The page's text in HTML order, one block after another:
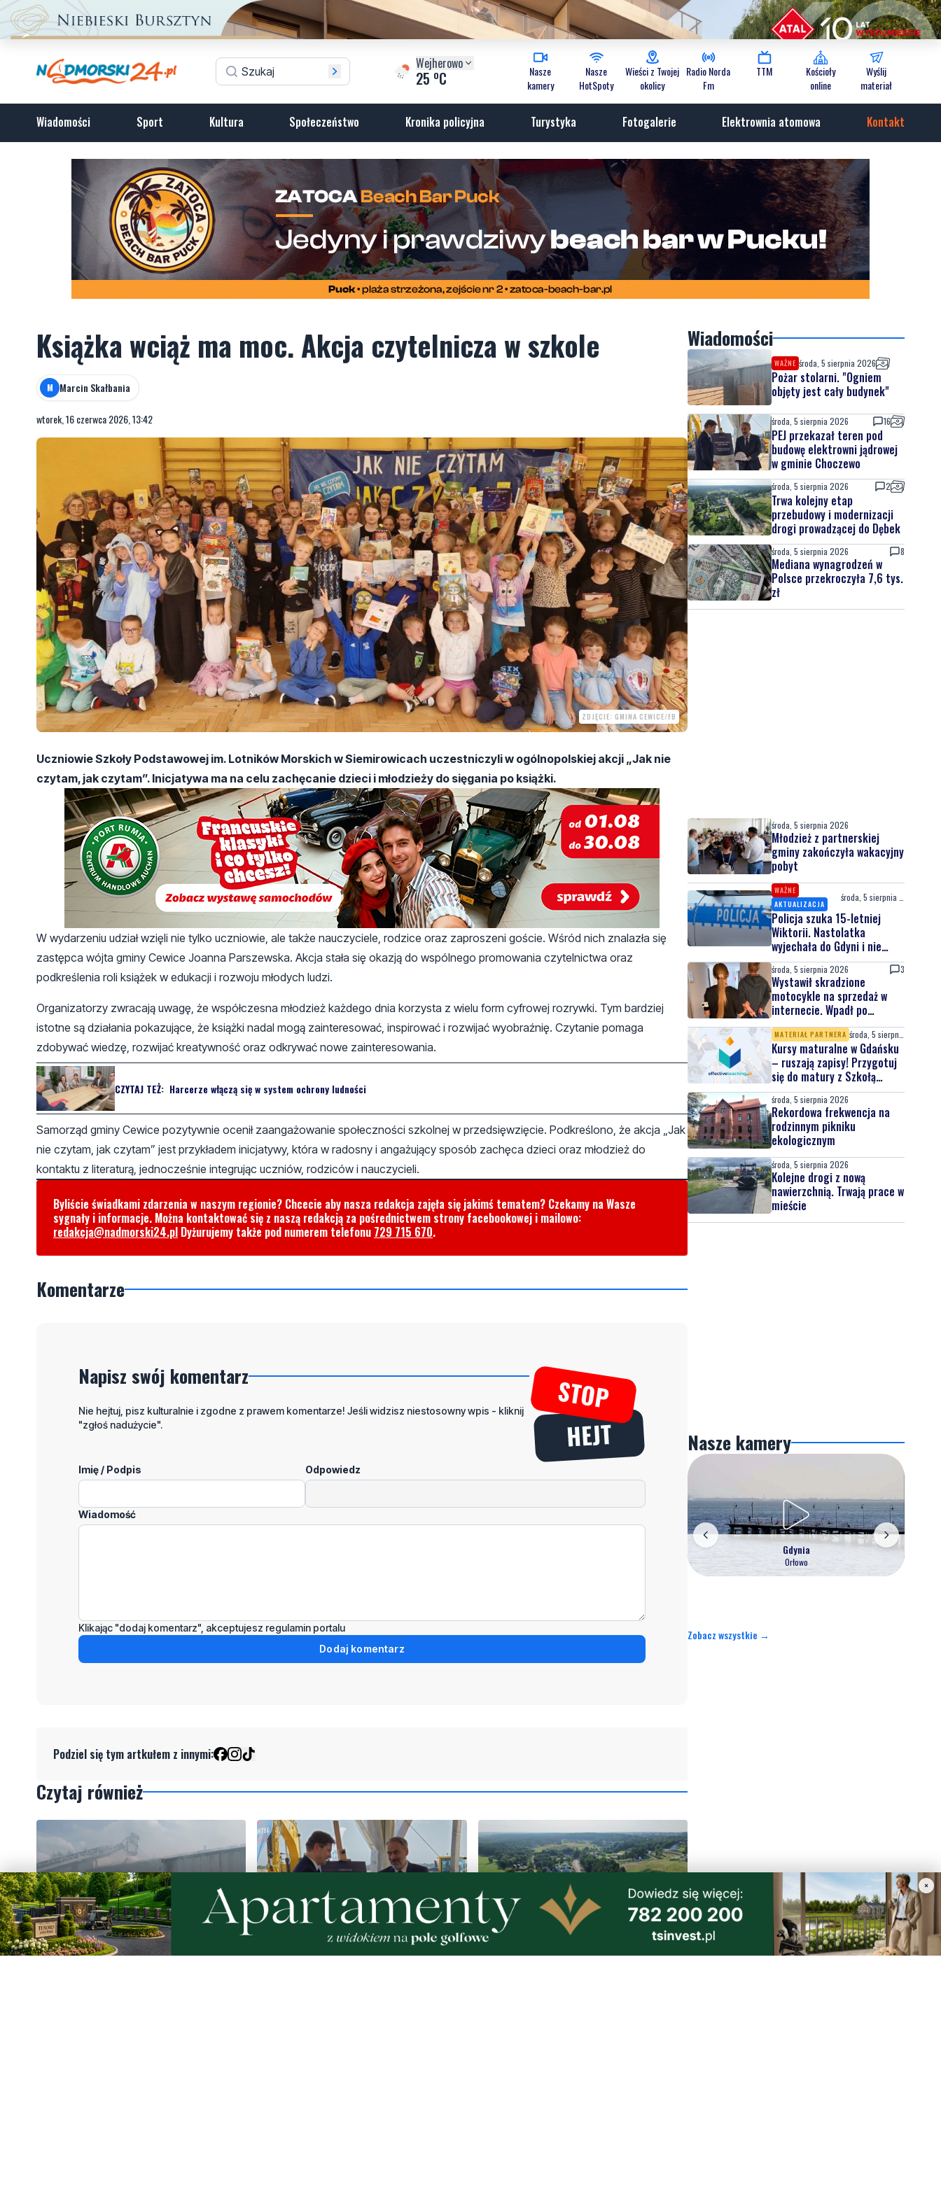
Wejherowo
25 oC
Nasze
kamery
Nasze
HotSpoty
Wieści z Twojej
okolicy
Radio Norda
Fm
TTM
Kościoły
online
Wyślij
materiał
Wiadomości Sport Kultura Społeczeństwo Kronika policyjna Turystyka Fotogalerie Elektrownia atomowa Kontakt
Książka wciąż ma moc. Akcja czytelnicza w szkole
M Marcin Skałbania
wtorek, 16 czerwca 2026, 13:42
ZDJĘCIE: GMINA CEWICE/FB
Uczniowie Szkoły Podstawowej im. Lotników Morskich w Siemirowicach uczestniczyli w ogólnopolskiej akcji „Jak nie
czytam, jak czytam”. Inicjatywa ma na celu zachęcanie dzieci i młodzieży do sięgania po książki.
W wydarzeniu udział wzięli nie tylko uczniowie, ale także nauczyciele, rodzice oraz zaproszeni goście. Wśród nich znalazła się
zastępca wójta gminy Cewice Joanna Parszewska. Akcja stała się okazją do wspólnego promowania czytelnictwa oraz
podkreślenia roli książek w edukacji i rozwoju młodych ludzi.
Organizatorzy zwracają uwagę, że współczesna młodzież każdego dnia korzysta z wielu form cyfrowej rozrywki. Tym bardziej
istotne są działania pokazujące, że książki nadal mogą zainteresować, inspirować i rozwijać wyobraźnię. Czytanie pomaga
zdobywać wiedzę, rozwijać kreatywność oraz odkrywać nowe zainteresowania.
CZYTAJ TEŻ: Harcerze włączą się w system ochrony ludności
Samorząd gminy Cewice pozytywnie ocenił zaangażowanie społeczności szkolnej w przedsięwzięcie. Podkreślono, że akcja „Jak
nie czytam, jak czytam” jest przykładem inicjatywy, która w radosny i angażujący sposób zachęca dzieci oraz młodzież do
kontaktu z literaturą, jednocześnie integrując uczniów, rodziców i nauczycieli.
Byliście świadkami zdarzenia w naszym regionie? Chcecie aby nasza redakcja zajęła się jakimś tematem? Czekamy na Wasze
sygnały i informacje. Można kontaktować się z naszą redakcją za pośrednictwem strony facebookowej i mailowo:
redakcja@nadmorski24.pl Dyżurujemy także pod numerem telefonu 729 715 670.
Komentarze
Napisz swój komentarz
Nie hejtuj, pisz kulturalnie i zgodne z prawem komentarze! Jeśli widzisz niestosowny wpis - kliknij
"zgłoś nadużycie".
Imię / Podpis Odpowiedz
Wiadomość
Klikając "dodaj komentarz", akceptujesz regulamin portalu
Dodaj komentarz
Podziel się tym artkułem z innymi:
Czytaj również
WAŻNE
Pożar stolarni. "Ogniem objęty jest
16
PEJ przekazał teren pod budowę
Trwa kolejny etap przebudowy i
Wiadomości
WAŻNE środa, 5 sierpnia 2026
Pożar stolarni. "Ogniem
objęty jest cały budynek"
środa, 5 sierpnia 2026 16
PEJ przekazał teren pod
budowę elektrowni jądrowej
w gminie Choczewo
środa, 5 sierpnia 2026 2
Trwa kolejny etap
przebudowy i modernizacji
drogi prowadzącej do Dębek
środa, 5 sierpnia 2026 8
Mediana wynagrodzeń w
Polsce przekroczyła 7,6 tys.
zł
środa, 5 sierpnia 2026
Młodzież z partnerskiej
gminy zakończyła wakacyjny
pobyt
WAŻNE
AKTUALIZACJA
Policja szuka 15-letniej
Wiktorii. Nastolatka
wyjechała do Gdyni i nie
wróciła
środa, 5 sierpnia 2026 3
Wystawił skradzione
motocykle na sprzedaż w
internecie. Wpadł po
zgłoszeniu właściciela
MATERIAŁ PARTNERA
Kursy maturalne w Gdańsku
– ruszają zapisy! Przygotuj
się do matury z Szkołą
Effective Teaching!
środa, 5 sierpnia 2026
Rekordowa frekwencja na
rodzinnym pikniku
ekologicznym
środa, 5 sierpnia 2026
Kolejne drogi z nową
nawierzchnią. Trwają prace w
mieście
Nasze kamery
Gdynia
Orłowo
Zobacz wszystkie →
×